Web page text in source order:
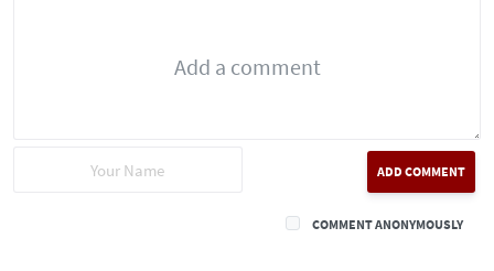
ADD COMMENT
COMMENT ANONYMOUSLY